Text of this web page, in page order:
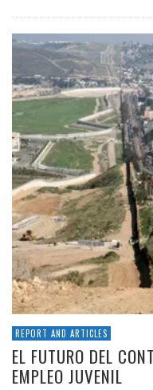
REPORT AND ARTICLES
EL FUTURO DEL
EMPLEO JUVENIL